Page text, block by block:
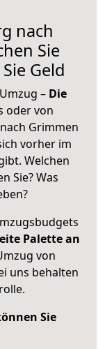
nach
Sie
Geld
– Die
oder von
Grimmen
vorher im
Welchen
Sie? Was
Palette an
von
uns behalten
Sie